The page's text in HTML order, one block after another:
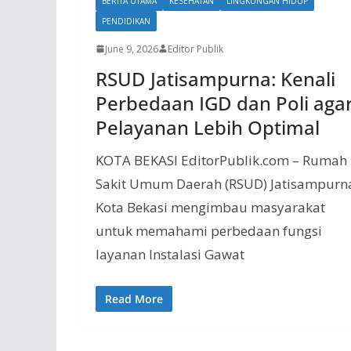
PENDIDIKAN
June 9, 2026 Editor Publik
RSUD Jatisampurna: Kenali
Perbedaan IGD dan Poli
Pelayanan Lebih Optimal
KOTA BEKASI EditorPublik.com – Rumah
Sakit Umum Daerah (RSUD)
Kota Bekasi mengimbau masyarakat
untuk memahami perbedaan fungsi
layanan Instalasi Gawat
Read More